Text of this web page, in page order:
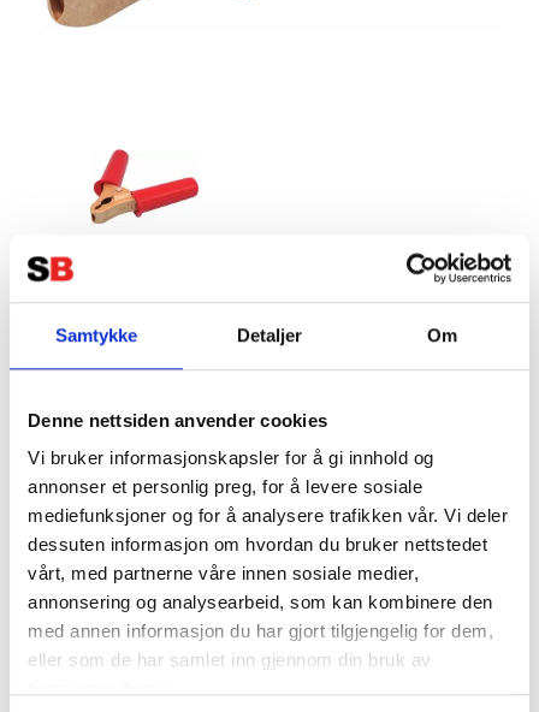
Samtykke Detaljer Om
Denne nettsiden anvender cookies
Vi bruker informasjonskapsler for å gi innhold og
annonser et personlig preg, for å levere sosiale
mediefunksjoner og for å analysere trafikken vår. Vi deler
dessuten informasjon om hvordan du bruker nettstedet
vårt, med partnerne våre innen sosiale medier,
annonsering og analysearbeid, som kan kombinere den
med annen informasjon du har gjort tilgjengelig for dem,
eller som de har samlet inn gjennom din bruk av
RACO Batteriklemme 500A, RØD
50mm2
Tillverkare:RACO
Batteriklemme 500A, RØD 50mm2
Kabel størrelse:25 – 50 mm²
Belastning:Max. 500 Amp.
Farve:Rød
M..
mer info